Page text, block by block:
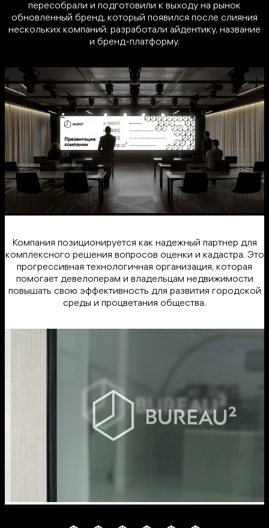
пересобрали и подготовили к выходу на рынок
обновленный бренд, который появился после слияния
нескольких компаний: разработали айдентику, название
и бренд-платформу.
Компания позиционируется как надежный партнер для
комплексного решения вопросов оценки и кадастра. Это
прогрессивная технологичная организация, которая
помогает девелоперам и владельцам недвижимости
повышать свою эффективность для развития городской
среды и процветания общества.